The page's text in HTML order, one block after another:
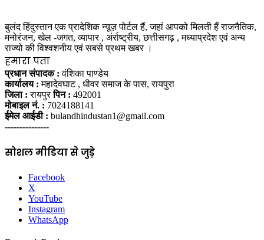
बुलंद हिंदुस्तान एक प्रादेशिक न्यूज़ पोर्टल हैं, जहां आपको मिलती हैं राजनैतिक,
मनोरंजन, खेल -जगत, व्यापार , अंर्राष्ट्रीय, छत्तीसगढ़ , मध्याप्रदेश एवं अन्य
राज्यो की विश्वशनीय एवं सबसे प्रथम खबर ।
हमारा पता
प्रधान संपादक :वंशिका पाण्डेय
कार्यालय : महादेवघाट , धीवर समाज के पास, रायपुरा
जिला : रायपुरपिन : 492001
मोबाइल नं. : 7024188141
ईमेल आईडी : bulandhindustan1@gmail.com
---------------
सोशल मीडिया से जुड़े
Facebook
X
YouTube
Instagram
WhatsApp